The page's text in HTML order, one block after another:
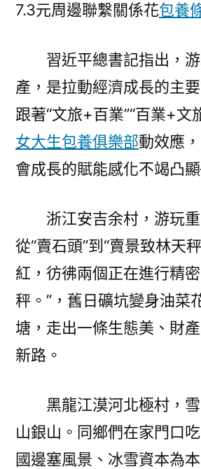
7.3元周邊聯繫關係花包養
習近平總書記指出，
產，是拉動經濟成長的主
跟著“文旅+百業”“百業+文
女大生包養俱樂部動效應
會成長的賦能感化不竭凸
浙江安吉余村，游玩
從“賣石頭”到“賣景致林天
紅，彷彿兩個正在進行精
秤。”，舊日礦坑變身油菜
塘，走出一條生態美、財
新路。
黑龍江漠河北極村，
山銀山。同鄉們在家門口
國邊塞風景、冰雪資本為